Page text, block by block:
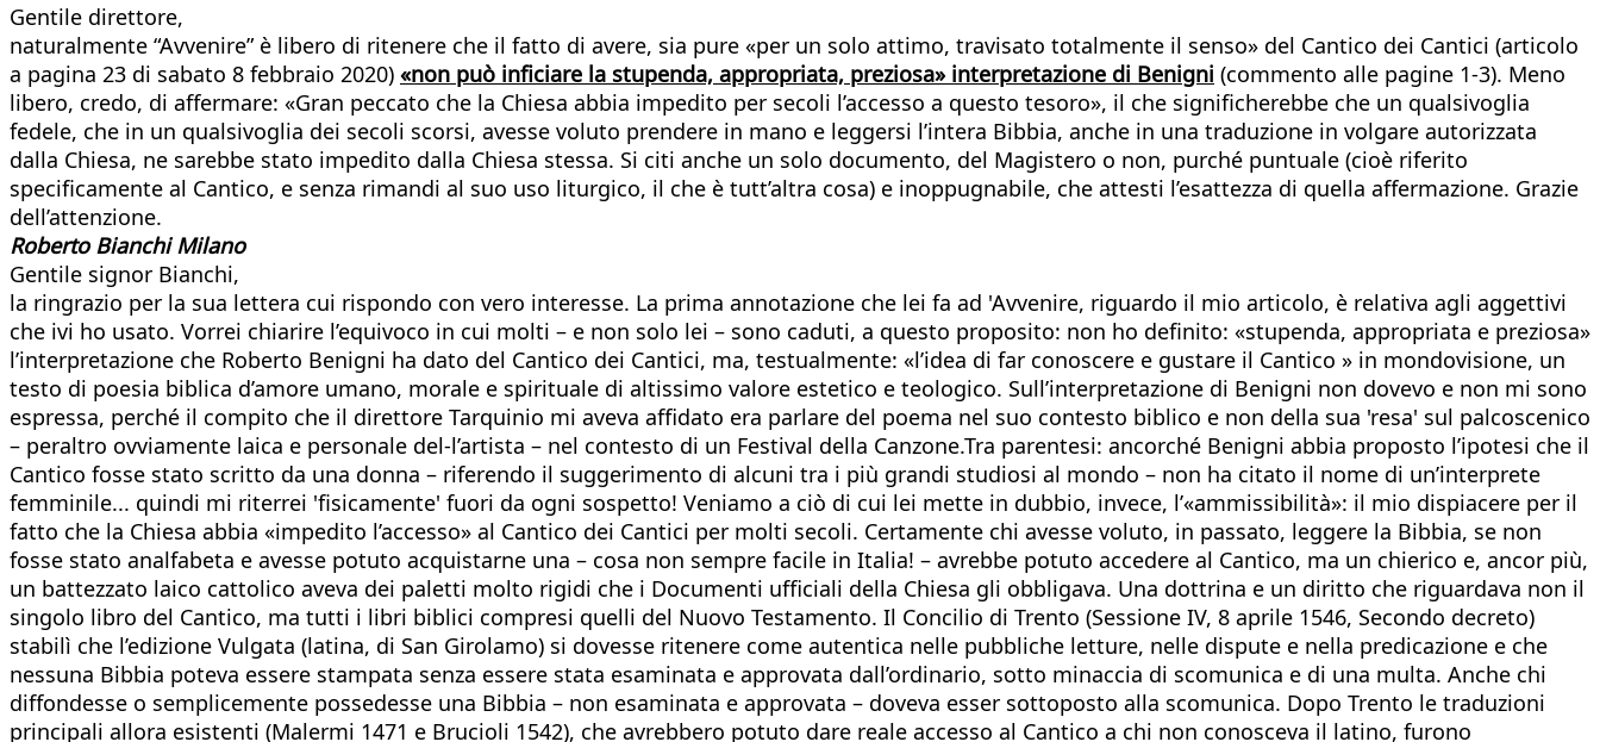
Gentile direttore,
naturalmente “Avvenire” è libero di ritenere che il fatto di avere, sia pure «per un solo attimo, travisato totalmente il senso» del Cantico dei Cantici (articolo
a pagina 23 di sabato 8 febbraio 2020) «non può inficiare la stupenda, appropriata, preziosa» interpretazione di Benigni (commento alle pagine 1-3). Meno
libero, credo, di affermare: «Gran peccato che la Chiesa abbia impedito per secoli l’accesso a questo tesoro», il che significherebbe che un qualsivoglia
fedele, che in un qualsivoglia dei secoli scorsi, avesse voluto prendere in mano e leggersi l’intera Bibbia, anche in una traduzione in volgare autorizzata
dalla Chiesa, ne sarebbe stato impedito dalla Chiesa stessa. Si citi anche un solo documento, del Magistero o non, purché puntuale (cioè riferito
specificamente al Cantico, e senza rimandi al suo uso liturgico, il che è tutt’altra cosa) e inoppugnabile, che attesti l’esattezza di quella affermazione. Grazie
dell’attenzione.
Roberto Bianchi Milano
Gentile signor Bianchi,
la ringrazio per la sua lettera cui rispondo con vero interesse. La prima annotazione che lei fa ad 'Avvenire, riguardo il mio articolo, è relativa agli aggettivi
che ivi ho usato. Vorrei chiarire l’equivoco in cui molti – e non solo lei – sono caduti, a questo proposito: non ho definito: «stupenda, appropriata e preziosa»
l’interpretazione che Roberto Benigni ha dato del Cantico dei Cantici, ma, testualmente: «l’idea di far conoscere e gustare il Cantico » in mondovisione, un
testo di poesia biblica d’amore umano, morale e spirituale di altissimo valore estetico e teologico. Sull’interpretazione di Benigni non dovevo e non mi sono
espressa, perché il compito che il direttore Tarquinio mi aveva affidato era parlare del poema nel suo contesto biblico e non della sua 'resa' sul palcoscenico
– peraltro ovviamente laica e personale del-l’artista – nel contesto di un Festival della Canzone.Tra parentesi: ancorché Benigni abbia proposto l’ipotesi che il
Cantico fosse stato scritto da una donna – riferendo il suggerimento di alcuni tra i più grandi studiosi al mondo – non ha citato il nome di un’interprete
femminile... quindi mi riterrei 'fisicamente' fuori da ogni sospetto! Veniamo a ciò di cui lei mette in dubbio, invece, l’«ammissibilità»: il mio dispiacere per il
fatto che la Chiesa abbia «impedito l’accesso» al Cantico dei Cantici per molti secoli. Certamente chi avesse voluto, in passato, leggere la Bibbia, se non
fosse stato analfabeta e avesse potuto acquistarne una – cosa non sempre facile in Italia! – avrebbe potuto accedere al Cantico, ma un chierico e, ancor più,
un battezzato laico cattolico aveva dei paletti molto rigidi che i Documenti ufficiali della Chiesa gli obbligava. Una dottrina e un diritto che riguardava non il
singolo libro del Cantico, ma tutti i libri biblici compresi quelli del Nuovo Testamento. Il Concilio di Trento (Sessione IV, 8 aprile 1546, Secondo decreto)
stabilì che l’edizione Vulgata (latina, di San Girolamo) si dovesse ritenere come autentica nelle pubbliche letture, nelle dispute e nella predicazione e che
nessuna Bibbia poteva essere stampata senza essere stata esaminata e approvata dall’ordinario, sotto minaccia di scomunica e di una multa. Anche chi
diffondesse o semplicemente possedesse una Bibbia – non esaminata e approvata – doveva esser sottoposto alla scomunica. Dopo Trento le traduzioni
principali allora esistenti (Malermi 1471 e Brucioli 1542), che avrebbero potuto dare reale accesso al Cantico a chi non conosceva il latino, furono